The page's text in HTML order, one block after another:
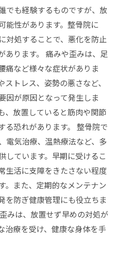
でも経験するものですが、放
能性があります。整骨院に
対処することで、悪化を防止
あります。 痛みや歪みは、足
痛など様々な症状がありま
トレス、姿勢の悪さなど、
因が原因となって発生しま
、放置していると筋肉や関節
る恐れがあります。 整骨院で
電気治療、温熱療法など、多
しています。早期に受けるこ
生活に支障をきたさない程度
。また、定期的なメンテナン
を防ぎ健康管理にも役立ちま
みは、放置せず早めの対処が
治療を受け、健康な身体を手